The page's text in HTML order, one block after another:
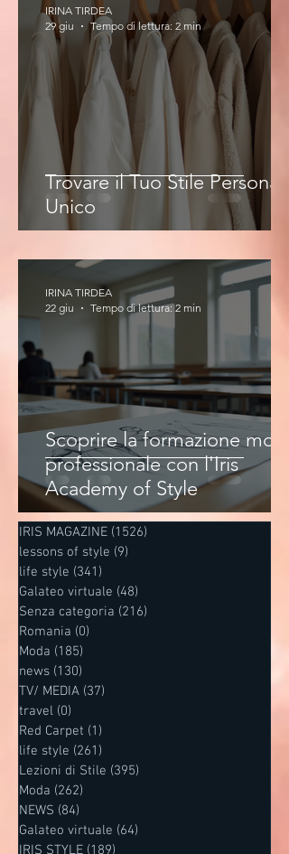
Trovare il Tuo Stile Personale
Unico
IRINA TIRDEA
29 giu
Tempo di lettura: 2 min
Scoprire la formazione moda
professionale con l'Iris
Academy of Style
IRINA TIRDEA
22 giu
Tempo di lettura: 2 min
IRIS MAGAZINE (1526)
lessons of style (9)
life style (341)
Galateo virtuale (48)
Senza categoria (216)
Romania (0)
Moda (185)
news (130)
TV/ MEDIA (37)
travel (0)
Red Carpet (1)
life style (261)
Lezioni di Stile (395)
Moda (262)
NEWS (84)
Galateo virtuale (64)
IRIS STYLE (189)